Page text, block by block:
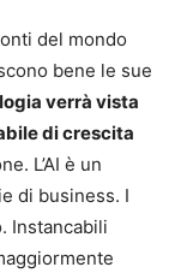
del mondo
bene le sue
verrà vista
di crescita
L’AI è un
di business. I
Instancabili